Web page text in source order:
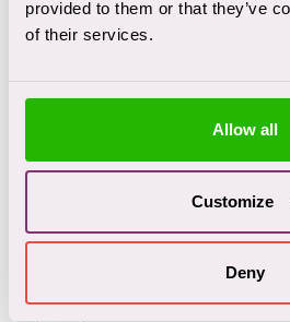
provided to them or that they’ve
of their services.
Allow all
Customize
Deny
Telefoonnummer
(0591) 85 60 00
Stationsstraat, Emmen
(0591) 85 61 11